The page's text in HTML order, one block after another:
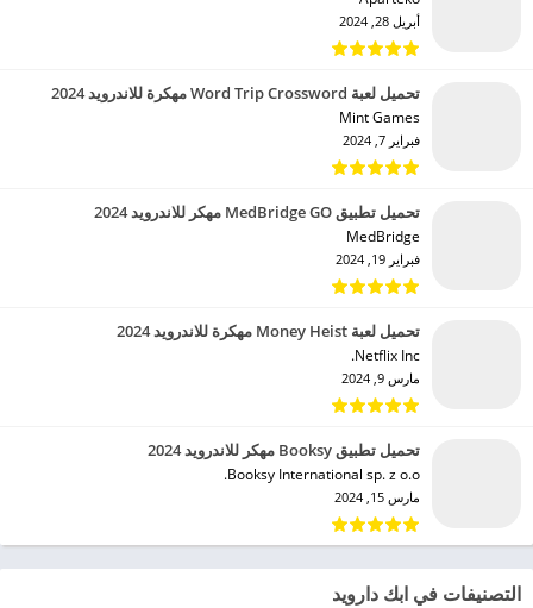
أبريل 28, 2024
تحميل لعبة Word Trip Crossword مهكرة للاندرويد 2024
Mint Games‏
فبراير 7, 2024
تحميل تطبيق MedBridge GO مهكر للاندرويد 2024
MedBridge‏
فبراير 19, 2024
تحميل لعبة Money Heist مهكرة للاندرويد 2024
Netflix Inc.‏
مارس 9, 2024
تحميل تطبيق Booksy مهكر للاندرويد 2024
Booksy International sp. z o.o.‏
مارس 15, 2024
التصنيفات في ابك دارويد